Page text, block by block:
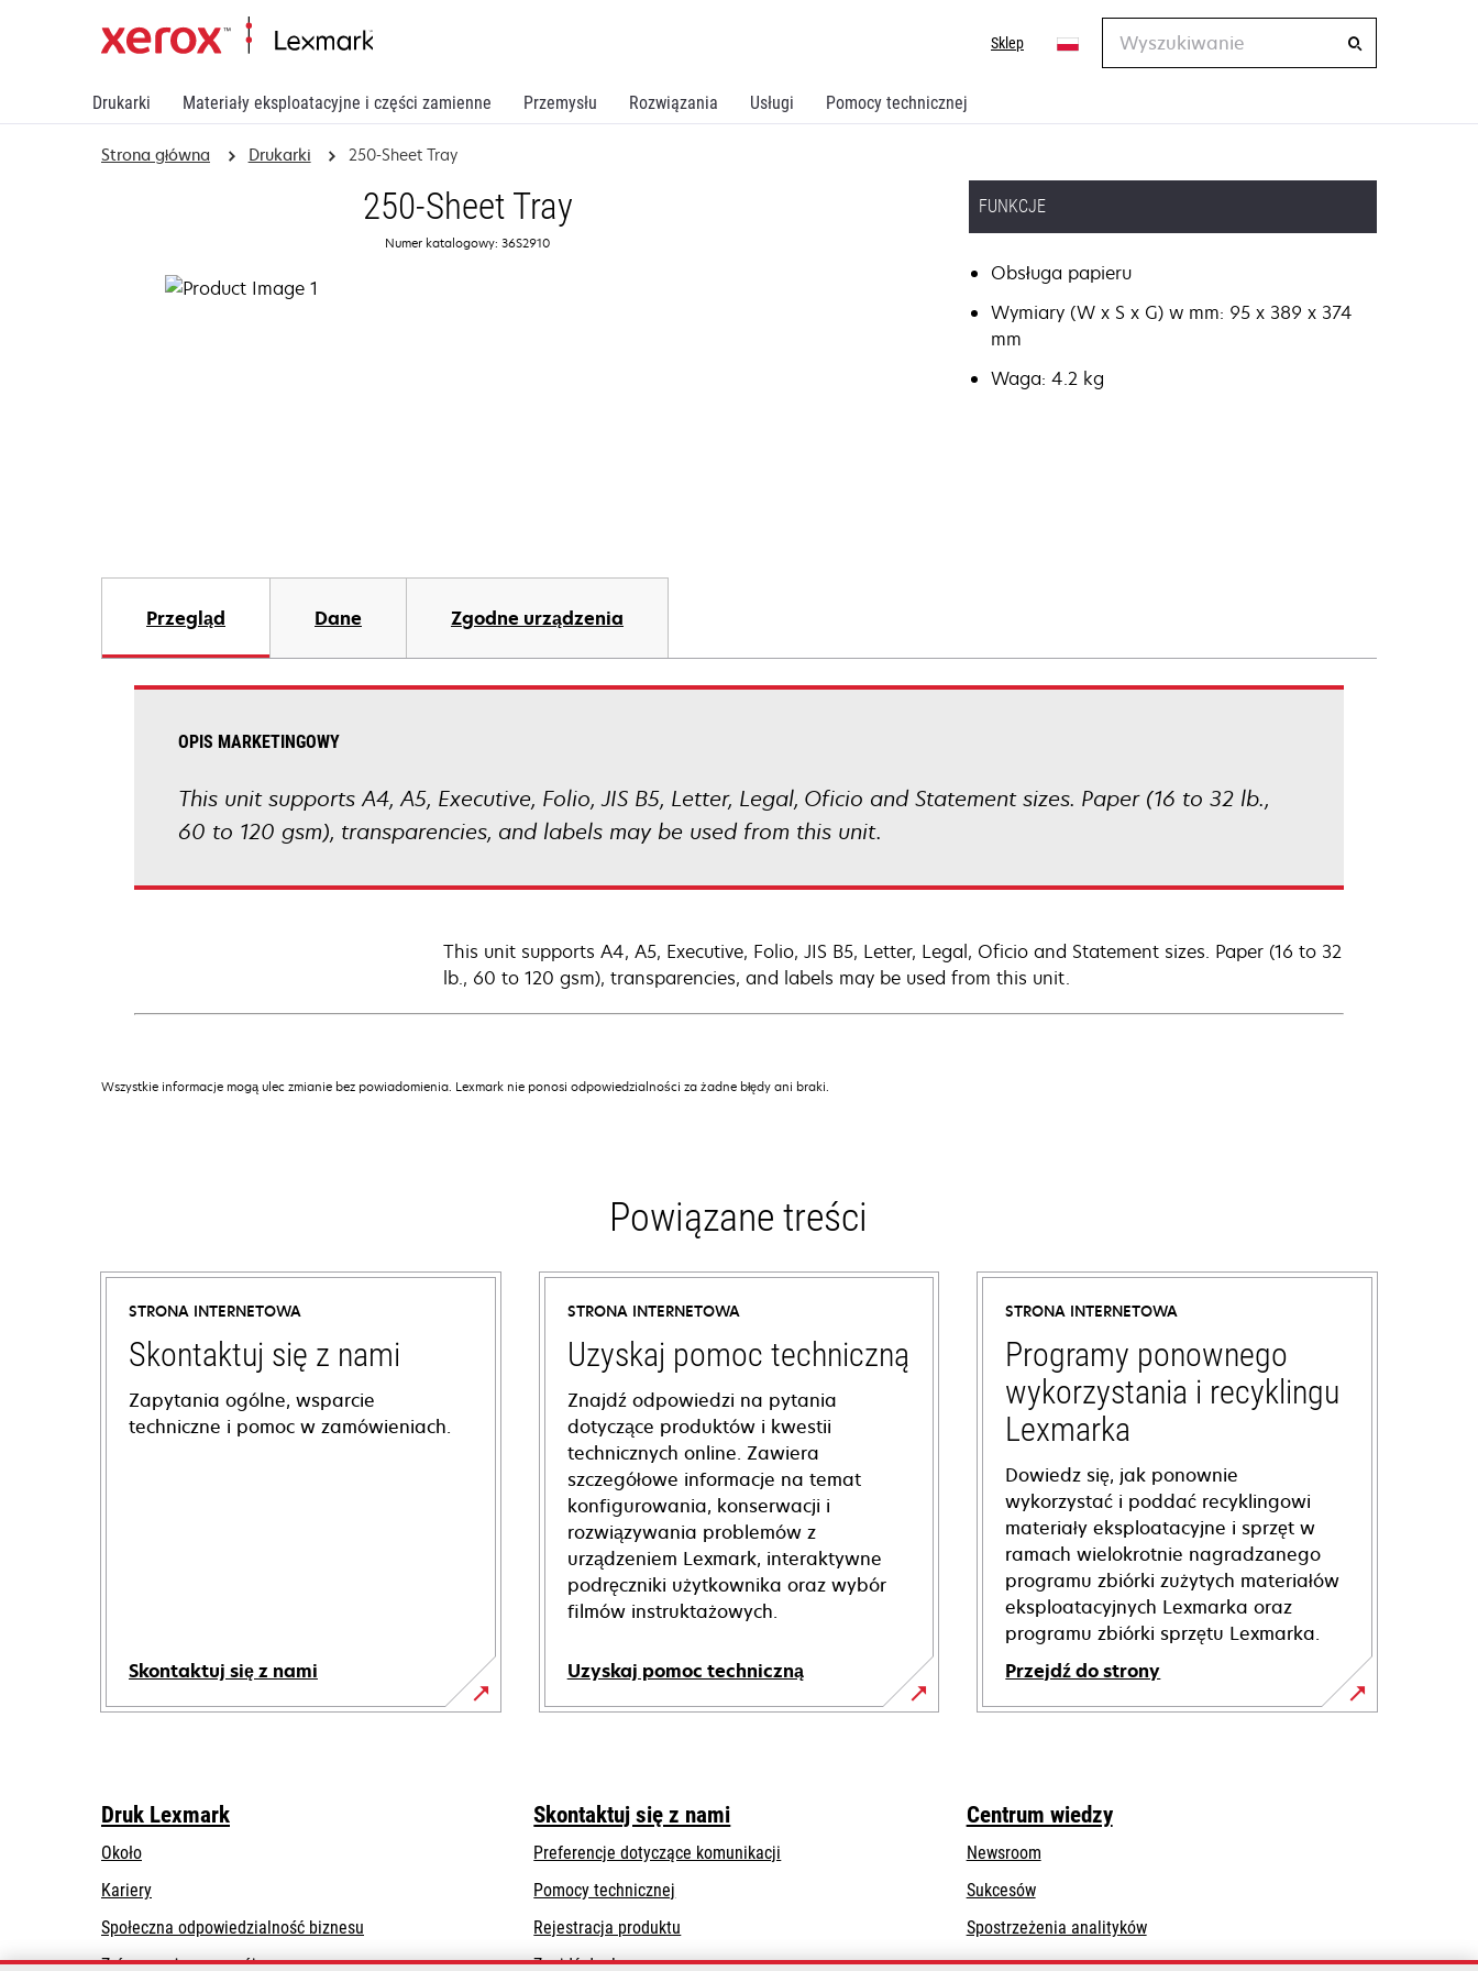
Drukarki Materiały eksploatacyjne i części zamienne Przemysłu Rozwiązania Usługi Pomocy technicznej
Sklep
Wyszukiwanie
Strona główna Drukarki 250-Sheet Tray
250-Sheet Tray
Numer katalogowy: 36S2910
FUNKCJE
Obsługa papieru
Wymiary (W x S x G) w mm: 95 x 389 x 374
mm
Waga: 4.2 kg
Przegląd Dane Zgodne urządzenia
OPIS MARKETINGOWY
This unit supports A4, A5, Executive, Folio, JIS B5, Letter, Legal, Oficio and Statement sizes. Paper (16 to 32 lb.,
60 to 120 gsm), transparencies, and labels may be used from this unit.
This unit supports A4, A5, Executive, Folio, JIS B5, Letter, Legal, Oficio and Statement sizes. Paper (16 to 32
lb., 60 to 120 gsm), transparencies, and labels may be used from this unit.
Wszystkie informacje mogą ulec zmianie bez powiadomienia. Lexmark nie ponosi odpowiedzialności za żadne błędy ani braki.
Powiązane treści
STRONA INTERNETOWA
Skontaktuj się z nami
Zapytania ogólne, wsparcie
techniczne i pomoc w zamówieniach.
Skontaktuj się z nami
STRONA INTERNETOWA
Uzyskaj pomoc techniczną
Znajdź odpowiedzi na pytania
dotyczące produktów i kwestii
technicznych online. Zawiera
szczegółowe informacje na temat
konfigurowania, konserwacji i
rozwiązywania problemów z
urządzeniem Lexmark, interaktywne
podręczniki użytkownika oraz wybór
filmów instruktażowych.
Uzyskaj pomoc techniczną
opens
tab
STRONA INTERNETOWA
Programy ponownego
wykorzystania i recyklingu
Lexmarka
Dowiedz się, jak ponownie
wykorzystać i poddać recyklingowi
materiały eksploatacyjne i sprzęt w
ramach wielokrotnie nagradzanego
programu zbiórki zużytych materiałów
eksploatacyjnych Lexmarka oraz
programu zbiórki sprzętu Lexmarka.
Przejdź do strony
Druk Lexmark
Około
Kariery
Społeczna odpowiedzialność biznesu
Zrównoważony rozwój
Skontaktuj się z nami
Preferencje dotyczące komunikacji
Pomocy technicznej
a
Rejestracja produktu
Znajdź dealera
Centrum wiedzy
Newsroom
Sukcesów
Spostrzeżenia analityków